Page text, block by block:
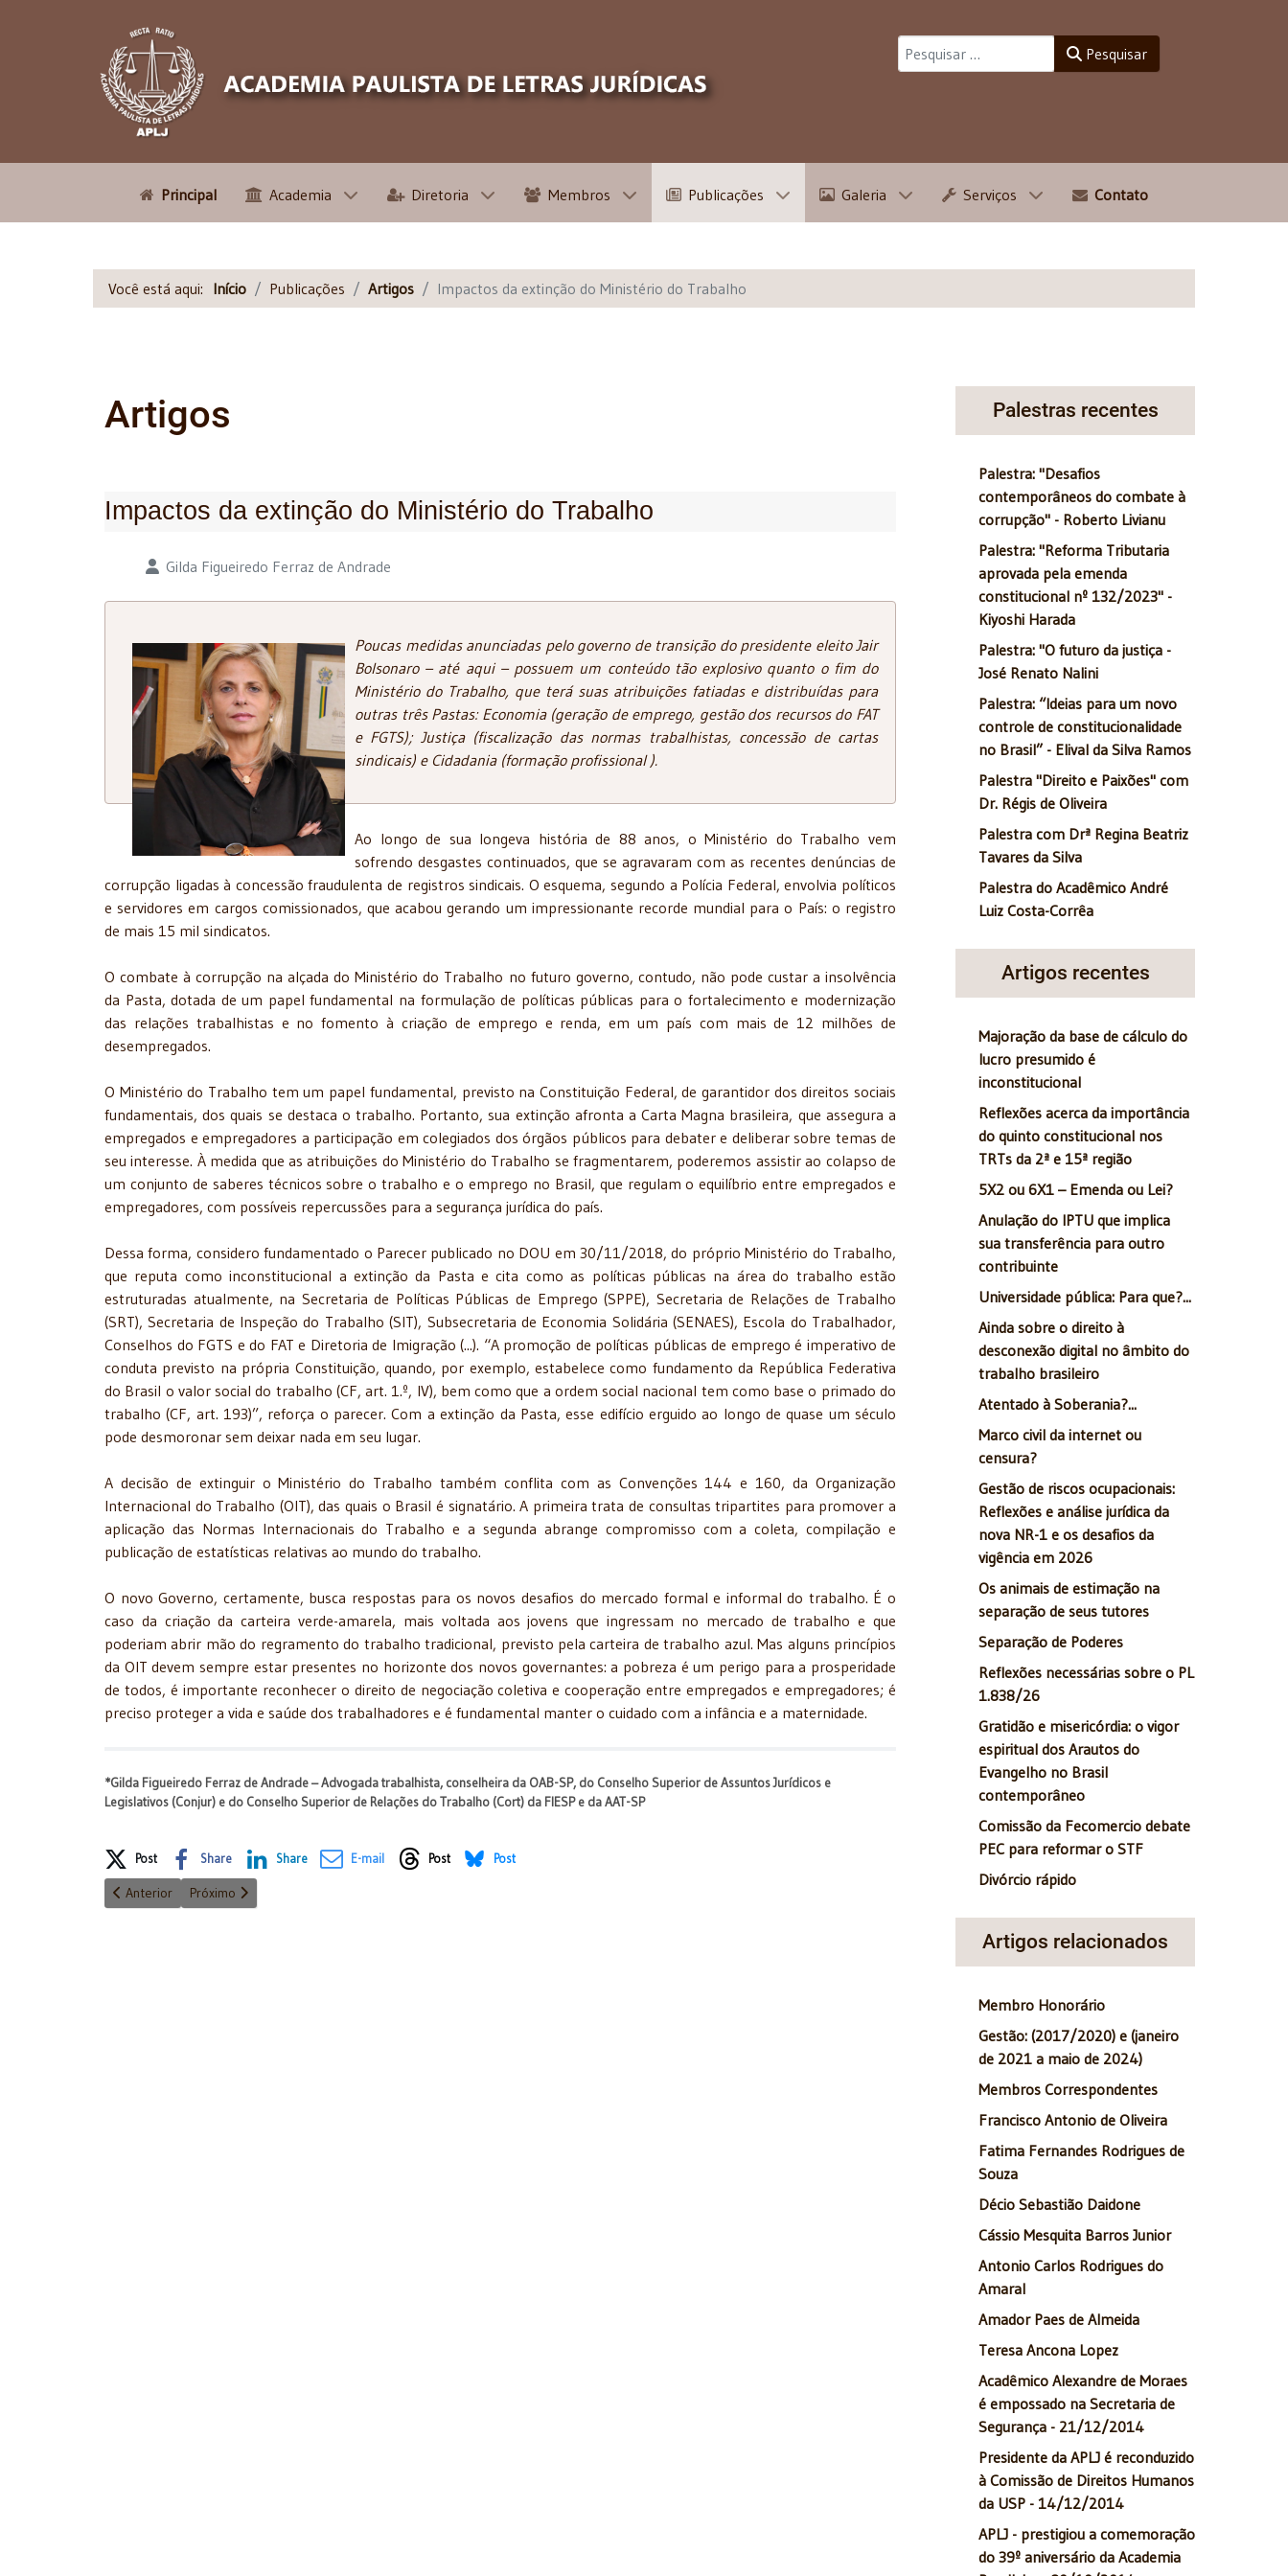
Pesquisar
Principal Academia Diretoria Membros Publicações Galeria Serviços Contato
Você está aqui: Início Publicações Artigos Impactos da extinção do Ministério do Trabalho
Artigos
Impactos da extinção do Ministério do Trabalho
Detalhes Gilda Figueiredo Ferraz de Andrade
Poucas medidas anunciadas pelo governo de transição do presidente eleito Jair
Bolsonaro – até aqui – possuem um conteúdo tão explosivo quanto o fim do
Ministério do Trabalho, que terá suas atribuições fatiadas e distribuídas para
outras três Pastas: Economia (geração de emprego, gestão dos recursos do FAT
e FGTS); Justiça (fiscalização das normas trabalhistas, concessão de cartas
sindicais) e Cidadania (formação profissional ).
Ao longo de sua longeva história de 88 anos, o Ministério do Trabalho vem
sofrendo desgastes continuados, que se agravaram com as recentes denúncias de
corrupção ligadas à concessão fraudulenta de registros sindicais. O esquema, segundo a Polícia Federal, envolvia políticos
e servidores em cargos comissionados, que acabou gerando um impressionante recorde mundial para o País: o registro
de mais 15 mil sindicatos.
O combate à corrupção na alçada do Ministério do Trabalho no futuro governo, contudo, não pode custar a insolvência
da Pasta, dotada de um papel fundamental na formulação de políticas públicas para o fortalecimento e modernização
das relações trabalhistas e no fomento à criação de emprego e renda, em um país com mais de 12 milhões de
desempregados.
O Ministério do Trabalho tem um papel fundamental, previsto na Constituição Federal, de garantidor dos direitos sociais
fundamentais, dos quais se destaca o trabalho. Portanto, sua extinção afronta a Carta Magna brasileira, que assegura a
empregados e empregadores a participação em colegiados dos órgãos públicos para debater e deliberar sobre temas de
seu interesse. À medida que as atribuições do Ministério do Trabalho se fragmentarem, poderemos assistir ao colapso de
um conjunto de saberes técnicos sobre o trabalho e o emprego no Brasil, que regulam o equilíbrio entre empregados e
empregadores, com possíveis repercussões para a segurança jurídica do país.
Dessa forma, considero fundamentado o Parecer publicado no DOU em 30/11/2018, do próprio Ministério do Trabalho,
que reputa como inconstitucional a extinção da Pasta e cita como as políticas públicas na área do trabalho estão
estruturadas atualmente, na Secretaria de Políticas Públicas de Emprego (SPPE), Secretaria de Relações de Trabalho
(SRT), Secretaria de Inspeção do Trabalho (SIT), Subsecretaria de Economia Solidária (SENAES), Escola do Trabalhador,
Conselhos do FGTS e do FAT e Diretoria de Imigração (...). “A promoção de políticas públicas de emprego é imperativo de
conduta previsto na própria Constituição, quando, por exemplo, estabelece como fundamento da República Federativa
do Brasil o valor social do trabalho (CF, art. 1.º, IV), bem como que a ordem social nacional tem como base o primado do
trabalho (CF, art. 193)”, reforça o parecer. Com a extinção da Pasta, esse edifício erguido ao longo de quase um século
pode desmoronar sem deixar nada em seu lugar.
A decisão de extinguir o Ministério do Trabalho também conflita com as Convenções 144 e 160, da Organização
Internacional do Trabalho (OIT), das quais o Brasil é signatário. A primeira trata de consultas tripartites para promover a
aplicação das Normas Internacionais do Trabalho e a segunda abrange compromisso com a coleta, compilação e
publicação de estatísticas relativas ao mundo do trabalho.
O novo Governo, certamente, busca respostas para os novos desafios do mercado formal e informal do trabalho. É o
caso da criação da carteira verde-amarela, mais voltada aos jovens que ingressam no mercado de trabalho e que
poderiam abrir mão do regramento do trabalho tradicional, previsto pela carteira de trabalho azul. Mas alguns princípios
da OIT devem sempre estar presentes no horizonte dos novos governantes: a pobreza é um perigo para a prosperidade
de todos, é importante reconhecer o direito de negociação coletiva e cooperação entre empregados e empregadores; é
preciso proteger a vida e saúde dos trabalhadores e é fundamental manter o cuidado com a infância e a maternidade.
*Gilda Figueiredo Ferraz de Andrade – Advogada trabalhista, conselheira da OAB-SP, do Conselho Superior de Assuntos Jurídicos e
Legislativos (Conjur) e do Conselho Superior de Relações do Trabalho (Cort) da FIESP e da AAT-SP
Share on Social Media
Post Share Share E-mail Post Post
Artigo anterior: Reforma ou Pacto Federativo (Parte 1)
Anterior Próximo artigo: Castigando seremos castigados
Próximo
Palestras recentes
Palestra: "Desafios
contemporâneos do combate à
corrupção" - Roberto Livianu
Palestra: "Reforma Tributaria
aprovada pela emenda
constitucional nº 132/2023" -
Kiyoshi Harada
Palestra: "O futuro da justiça -
José Renato Nalini
Palestra: “Ideias para um novo
controle de constitucionalidade
no Brasil” - Elival da Silva Ramos
Palestra "Direito e Paixões" com
Dr. Régis de Oliveira
Palestra com Drª Regina Beatriz
Tavares da Silva
Palestra do Acadêmico André
Luiz Costa-Corrêa
Artigos recentes
Majoração da base de cálculo do
lucro presumido é
inconstitucional
Reflexões acerca da importância
do quinto constitucional nos
TRTs da 2ª e 15ª região
5X2 ou 6X1 – Emenda ou Lei?
Anulação do IPTU que implica
sua transferência para outro
contribuinte
Universidade pública: Para que?...
Ainda sobre o direito à
desconexão digital no âmbito do
trabalho brasileiro
Atentado à Soberania?...
Marco civil da internet ou
censura?
Gestão de riscos ocupacionais:
Reflexões e análise jurídica da
nova NR-1 e os desafios da
vigência em 2026
Os animais de estimação na
separação de seus tutores
Separação de Poderes
Reflexões necessárias sobre o PL
1.838/26
Gratidão e misericórdia: o vigor
espiritual dos Arautos do
Evangelho no Brasil
contemporâneo
Comissão da Fecomercio debate
PEC para reformar o STF
Divórcio rápido
Artigos relacionados
Membro Honorário
Gestão: (2017/2020) e (janeiro
de 2021 a maio de 2024)
Membros Correspondentes
Francisco Antonio de Oliveira
Fatima Fernandes Rodrigues de
Souza
Décio Sebastião Daidone
Cássio Mesquita Barros Junior
Antonio Carlos Rodrigues do
Amaral
Amador Paes de Almeida
Teresa Ancona Lopez
Acadêmico Alexandre de Moraes
é empossado na Secretaria de
Segurança - 21/12/2014
Presidente da APLJ é reconduzido
à Comissão de Direitos Humanos
da USP - 14/12/2014
APLJ - prestigiou a comemoração
do 39º aniversário da Academia